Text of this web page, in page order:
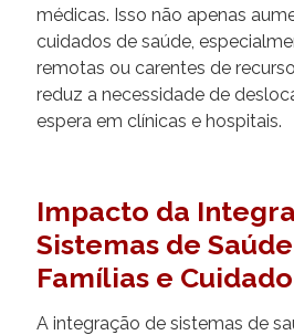
médicas. Isso não apenas
cuidados de saúde,
remotas ou carentes de
reduz a necessidade de
espera em clínicas e hospitais.
Impacto da
Sistemas de
Famílias e
A integração de sistemas de